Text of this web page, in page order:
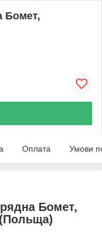
Бомет,
Оплата Умови
Бомет,